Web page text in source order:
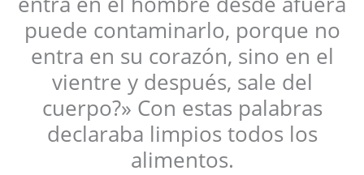
puede contaminarlo, porque no
entra en su corazón, sino en el
vientre y después, sale del
cuerpo?» Con estas palabras
declaraba limpios todos los
alimentos.